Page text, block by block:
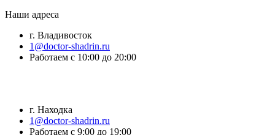
Наши адреса
г. Владивосток
1@doctor-shadrin.ru
Работаем с 10:00 до 20:00
г. Находка
1@doctor-shadrin.ru
Работаем с 9:00 до 19:00